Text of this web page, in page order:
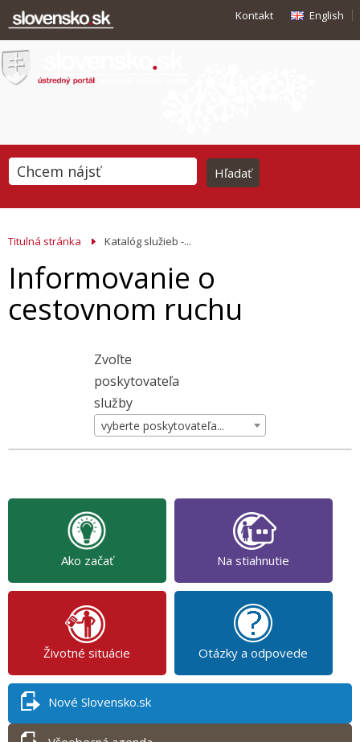
Kontakt English
Titulná stránka Katalóg služieb -...
Informovanie o
cestovnom ruchu
Zvoľte
poskytovateľa
služby
vyberte poskytovateľa...
Ako začať Na stiahnutie
Životné situácie Otázky a odpovede
Nové Slovensko.sk